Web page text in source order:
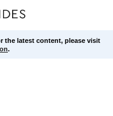
the latest content, please visit
.